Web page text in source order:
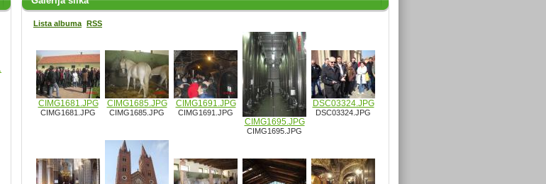
Lista albuma RSS
CIMG1681.JPG
CIMG1681.JPG
CIMG1685.JPG
CIMG1685.JPG
CIMG1691.JPG
CIMG1691.JPG
CIMG1695.JPG
CIMG1695.JPG
DSC03324.JPG
DSC03324.JPG